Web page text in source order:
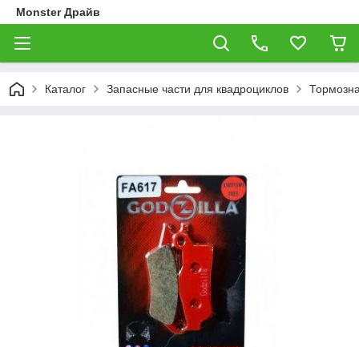
Monster Драйв
Каталог Запасные части для квадроциклов